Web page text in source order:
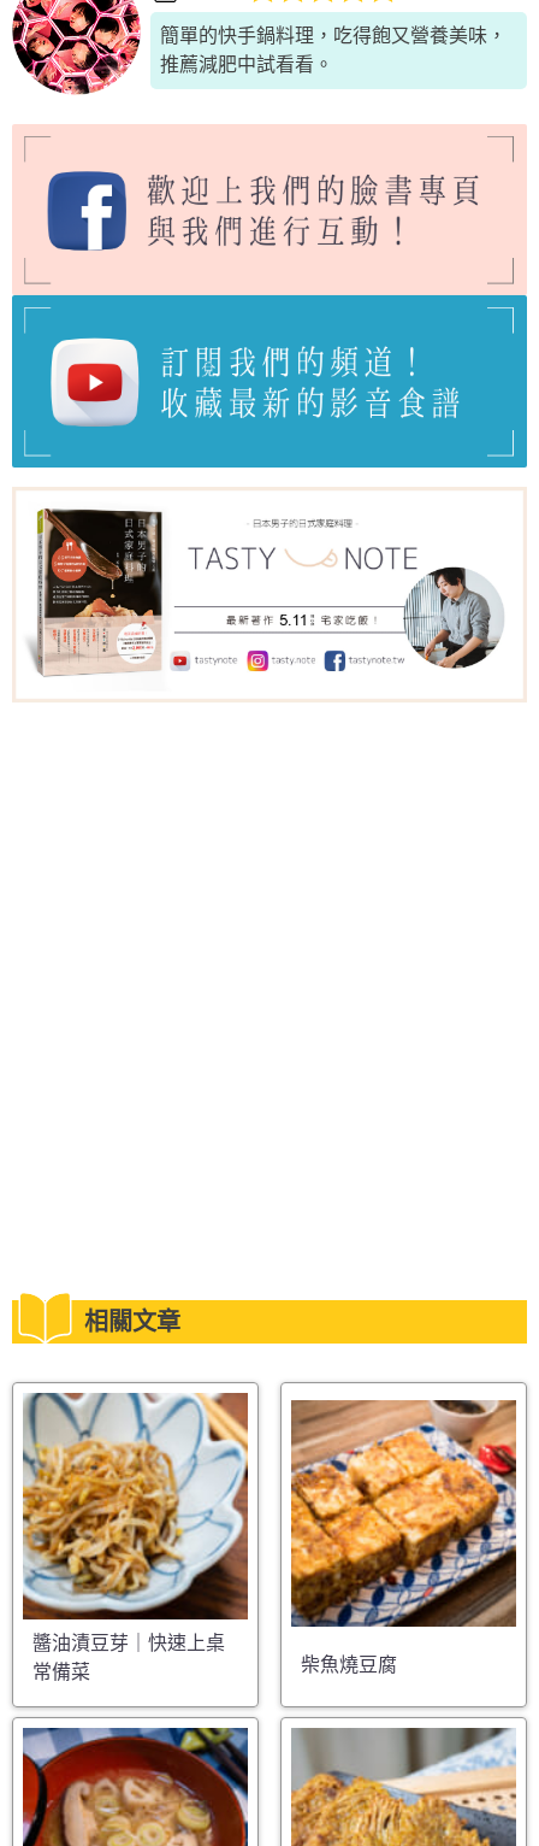
簡單的快手鍋料理，吃得飽又營養美味，
推薦減肥中試看看。
相關文章
醬油漬豆芽｜快速上桌
常備菜
柴魚燒豆腐